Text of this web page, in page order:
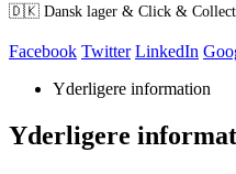
🇩🇰 Dansk lager & Click & Collect
Facebook Twitter LinkedIn
Yderligere information
Yderligere